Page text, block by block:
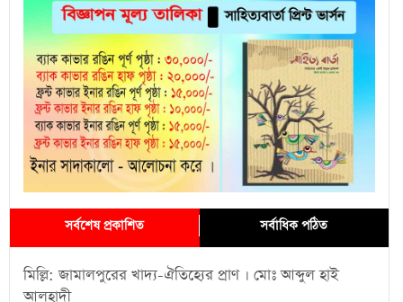
সর্বশেষ প্রকাশিত সর্বাধিক পঠিত
মিল্লি: জামালপুরের খাদ্য-ঐতিহ্যের প্রাণ । মোঃ আব্দুল হাই
আলহাদী